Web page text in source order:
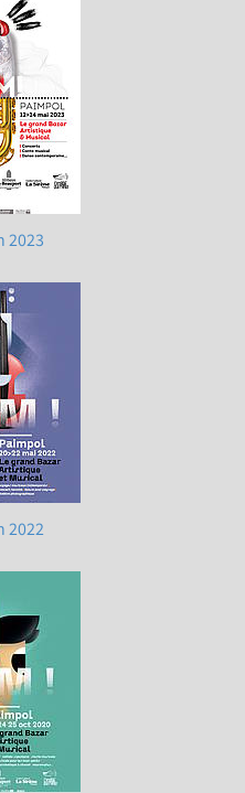
2023
2022